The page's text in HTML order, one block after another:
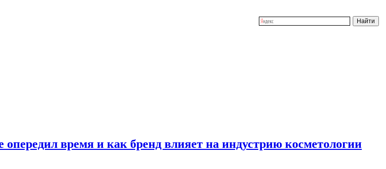
время и как бренд влияет на индустрию косметологии